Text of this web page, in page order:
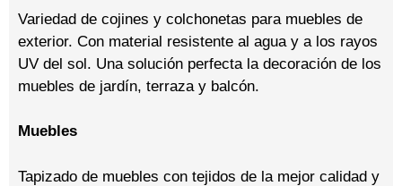
Variedad de cojines y colchonetas para muebles de
exterior. Con material resistente al agua y a los rayos
UV del sol. Una solución perfecta la decoración de los
muebles de jardín, terraza y balcón.
Muebles
Tapizado de muebles con tejidos de la mejor calidad y